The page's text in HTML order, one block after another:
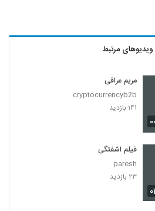
ویدیوهای مرتبط
مریم عراقی
cryptocurrencyb2b
۱۴۱ بازدید
فیلم اشفتگی
paresh
۲۳ بازدید